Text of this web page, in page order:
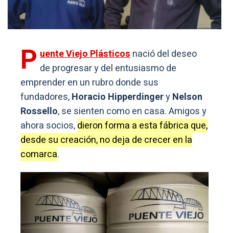
P uente Viejo Plásticosnació del deseo
de progresar y del entusiasmo de
emprender en un rubro donde sus
fundadores,Horacio HipperdingeryNelson
Rossello, se sienten como en casa. Amigos y
ahora socios,dieron forma a esta fábrica que,
desde su creación, no deja de crecer en la
comarca.